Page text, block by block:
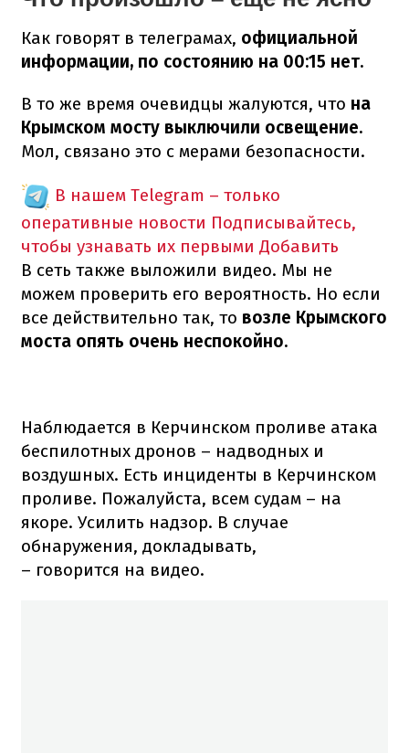
Как говорят в телеграмах, официальной
информации, по состоянию на 00:15 нет.
В то же время очевидцы жалуются, что на
Крымском мосту выключили освещение.
Мол, связано это с мерами безопасности.
В нашем Telegram – только
оперативные новости Подписывайтесь,
чтобы узнавать их первыми Добавить
В сеть также выложили видео. Мы не
можем проверить его вероятность. Но если
все действительно так, то возле Крымского
моста опять очень неспокойно.
Наблюдается в Керчинском проливе атака
беспилотных дронов – надводных и
воздушных. Есть инциденты в Керчинском
проливе. Пожалуйста, всем судам – на
якоре. Усилить надзор. В случае
обнаружения, докладывать,
– говорится на видео.